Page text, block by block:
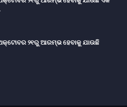
ଅକ୍ଟୋବର ୨୧ରୁ ଆରମ୍ଭ ହେବାକୁ ଯାଉଛି